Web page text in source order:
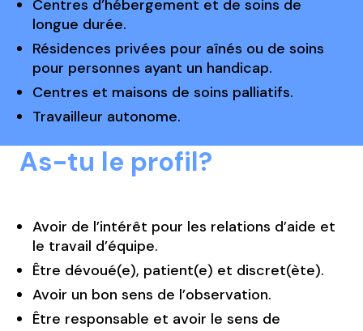
Centres d’hébergement et de soins de
longue durée.
Résidences privées pour aînés ou de soins
pour personnes ayant un handicap.
Centres et maisons de soins palliatifs.
Travailleur autonome.
As-tu le profil?
Avoir de l’intérêt pour les relations d’aide et
le travail d’équipe.
Être dévoué(e), patient(e) et discret(ète).
Avoir un bon sens de l’observation.
Être responsable et avoir le sens de